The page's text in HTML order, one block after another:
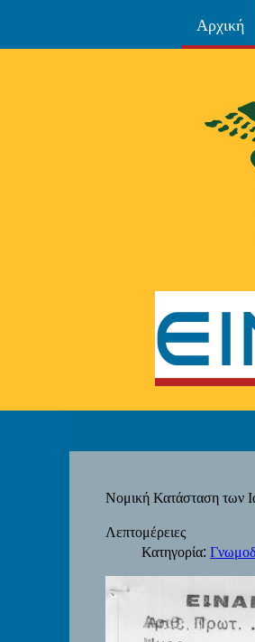
Αρχική
Νομική Κατάσταση των
Λεπτομέρειες
Κατηγορία: